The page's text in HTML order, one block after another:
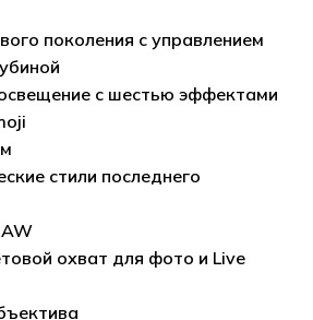
поколения с управлением
с шестью эффектами
стили последнего
охват для фото и Live